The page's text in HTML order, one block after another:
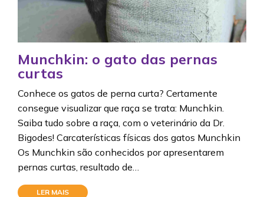
Munchkin: o gato das pernas
curtas
Conhece os gatos de perna curta? Certamente
consegue visualizar que raça se trata: Munchkin.
Saiba tudo sobre a raça, com o veterinário da Dr.
Bigodes! Carcaterísticas físicas dos gatos Munchkin
Os Munchkin são conhecidos por apresentarem
pernas curtas, resultado de…
LER MAIS